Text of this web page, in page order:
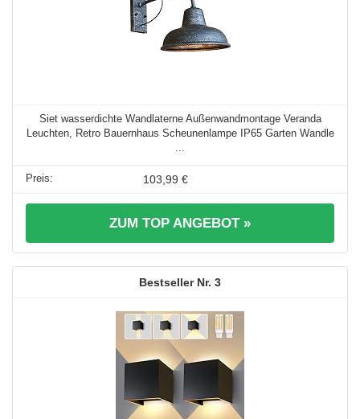
Siet wasserdichte Wandlaterne Außenwandmontage Veranda
Leuchten, Retro Bauernhaus Scheunenlampe IP65 Garten Wandle
103,99 €
ZUM TOP ANGEBOT »
3